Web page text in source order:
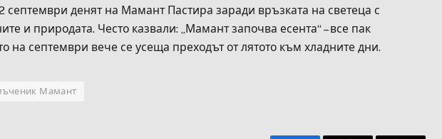
септември денят на Мамант Пастира заради връзката на светеца с
и природата. Често казвали: „Мамант започва есента“ – все пак
на септември вече се усеща преходът от лятото към хладните дни.
Мамант